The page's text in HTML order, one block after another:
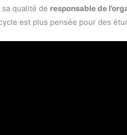
sa qualité de responsable de
est plus pensée pour des